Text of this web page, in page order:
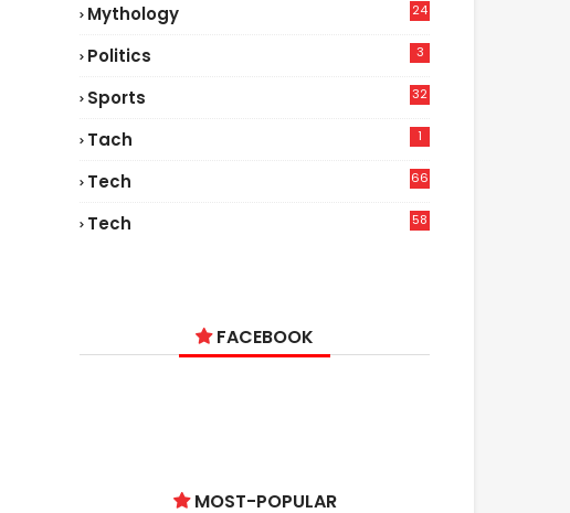
Mythology 24
Politics 3
Sports 32
Tach 1
Tech
66
Tech
58
FACEBOOK
MOST-POPULAR